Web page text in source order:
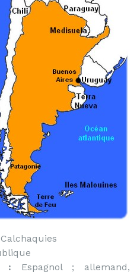
: Espagnol ; allemand,